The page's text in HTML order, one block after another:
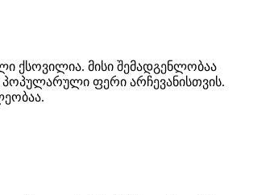
ქსოვილია. მისი შემადგენლობაა
პოპულარული ფერი არჩევანისთვის.